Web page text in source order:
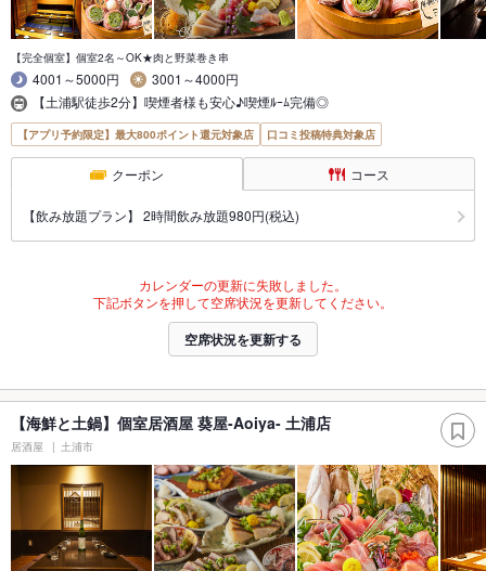
【完全個室】個室2名～OK★肉と野菜巻き串
4001～5000円
3001～4000円
【土浦駅徒歩2分】喫煙者様も安心♪喫煙ﾙｰﾑ完備◎
【アプリ予約限定】最大800ポイント還元対象店 口コミ投稿特典対象店
クーポン コース
【飲み放題プラン】 2時間飲み放題980円(税込)
カレンダーの更新に失敗しました。
下記ボタンを押して空席状況を更新してください。
空席状況を更新する
【海鮮と土鍋】個室居酒屋 葵屋-Aoiya- 土浦店
居酒屋 土浦市